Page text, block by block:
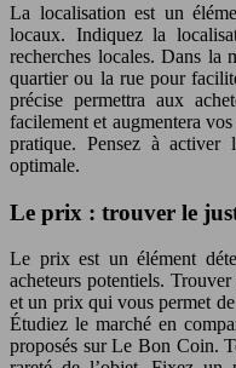
La localisation est un
locaux. Indiquez la
recherches locales. Dans la
quartier ou la rue pour
précise permettra aux
facilement et augmentera
pratique. Pensez à activer
optimale.
Le prix : trouver le
Le prix est un élément
acheteurs potentiels.
et un prix qui vous permet
Étudiez le marché en
proposés sur Le Bon Coin.